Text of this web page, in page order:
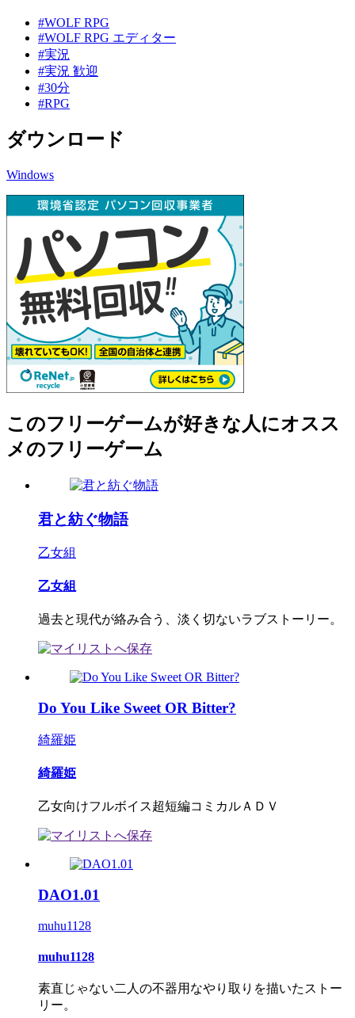
#WOLF RPG
#WOLF RPG エディター
#実況
#実況 歓迎
#30分
#RPG
ダウンロード
Windows
このフリーゲームが好きな人にオスス
メのフリーゲーム
君と紡ぐ物語
乙女組
乙女組
過去と現代が絡み合う、淡く切ないラブストーリー。
Do You Like Sweet OR Bitter?
綺羅姫
綺羅姫
乙女向けフルボイス超短編コミカルＡＤＶ
DAO1.01
muhu1128
muhu1128
素直じゃない二人の不器用なやり取りを描いたストー
リー。